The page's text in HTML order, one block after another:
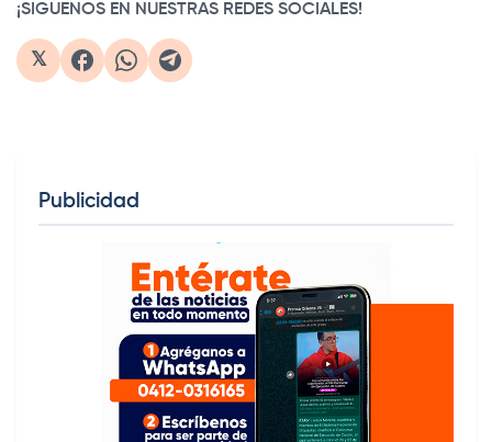
¡SIGUENOS EN NUESTRAS REDES SOCIALES!
𝕏
Publicidad